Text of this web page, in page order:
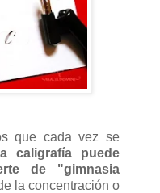
que cada vez se
la caligrafía puede
de "gimnasia
la concentración o